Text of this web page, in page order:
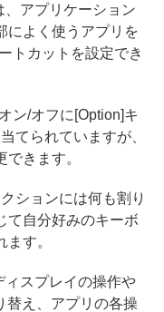
アプリケーション
によく使うアプリを
トカットを設定でき
ン/オフに[Option]キ
てられていますが、
きます。
ションには何も割り
て自分好みのキーボ
す。
スプレイの操作や
替え、アプリの各操